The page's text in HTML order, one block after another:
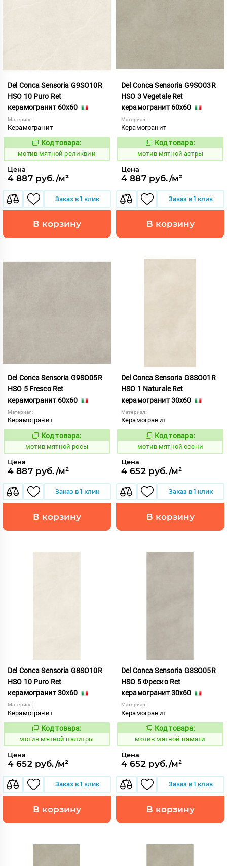
Del Conca Sensoria G9SO10R
HSO 10 Puro Ret
керамогранит 60x60
Материал:
Керамогранит
1039080
Код товара:
мотив мятной реликвии
Цена
4 887 руб./м²
Заказ в 1 клик
В корзину
Del Conca Sensoria G9SO03R
HSO 3 Vegetale Ret
керамогранит 60x60
Материал:
Керамогранит
1039081
Код товара:
мотив мятной астры
Цена
4 887 руб./м²
Заказ в 1 клик
В корзину
Del Conca Sensoria G9SO05R
HSO 5 Fresco Ret
керамогранит 60x60
Материал:
Керамогранит
1039082
Код товара:
мотив мятной росы
Цена
4 887 руб./м²
Заказ в 1 клик
В корзину
Del Conca Sensoria G8SO01R
HSO 1 Naturale Ret
керамогранит 30x60
Материал:
Керамогранит
1039065
Код товара:
мотив мятной осени
Цена
4 652 руб./м²
Заказ в 1 клик
В корзину
Del Conca Sensoria G8SO10R
HSO 10 Puro Ret
керамогранит 30x60
Материал:
Керамогранит
1039066
Код товара:
мотив мятной палитры
Цена
4 652 руб./м²
Заказ в 1 клик
В корзину
Del Conca Sensoria G8SO05R
HSO 5 Фреско Ret
керамогранит 30x60
Материал:
Керамогранит
1039068
Код товара:
мотив мятной памяти
Цена
4 652 руб./м²
Заказ в 1 клик
В корзину